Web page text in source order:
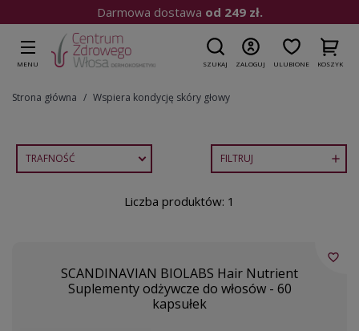
Darmowa dostawa od 249 zł.
MENU SZUKAJ ZALOGUJ ULUBIONE KOSZYK
Strona główna Wspiera kondycję skóry głowy
TRAFNOŚĆ FILTRUJ 
Liczba produktów: 1
SCANDINAVIAN BIOLABS Hair Nutrient
Suplementy odżywcze do włosów - 60
kapsułek
favorite_border